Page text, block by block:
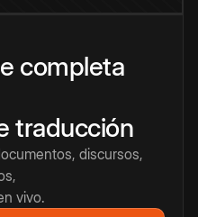
completa
traducción
discursos,
vivo.